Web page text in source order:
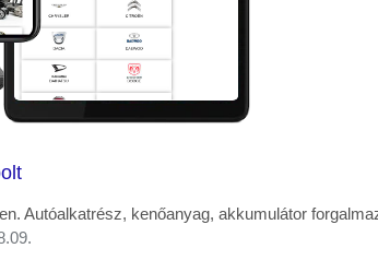
Autóalkatrész, kenőanyag, akkumulátor